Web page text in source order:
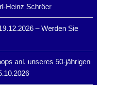
Heinz Schröer
– Werden Sie
anl. unseres 50-jährigen